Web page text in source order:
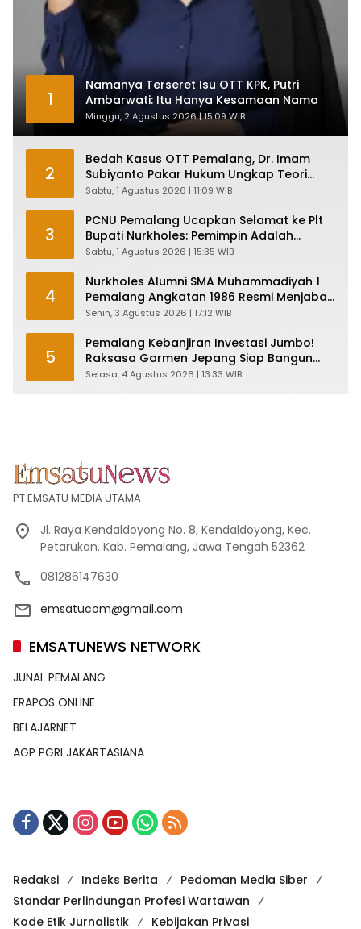
1
Namanya Terseret Isu OTT KPK, Putri
Ambarwati: Itu Hanya Kesamaan Nama
Minggu, 2 Agustus 2026 | 15:09 WIB
2
Bedah Kasus OTT Pemalang, Dr. Imam
Subiyanto Pakar Hukum Ungkap Teori
Penyertaan KPK
Sabtu, 1 Agustus 2026 | 11:09 WIB
3
PCNU Pemalang Ucapkan Selamat ke Plt
Bupati Nurkholes: Pemimpin Adalah
Pelayan Rakyat!
Sabtu, 1 Agustus 2026 | 15:35 WIB
4
Nurkholes Alumni SMA Muhammadiyah 1
Pemalang Angkatan 1986 Resmi Menjabat
Plt Bupati, Inilah Pesan Ketua Asmam 86
Senin, 3 Agustus 2026 | 17:12 WIB
5
Pemalang Kebanjiran Investasi Jumbo!
Raksasa Garmen Jepang Siap Bangun
Pabrik dan Serap Ribuan Tenaga Kerja
Selasa, 4 Agustus 2026 | 13:33 WIB
PT EMSATU MEDIA UTAMA
Jl. Raya Kendaldoyong No. 8, Kendaldoyong, Kec.
Petarukan. Kab. Pemalang, Jawa Tengah 52362
081286147630
emsatucom@gmail.com
EMSATUNEWS NETWORK
JUNAL PEMALANG
ERAPOS ONLINE
BELAJARNET
AGP PGRI JAKARTASIANA
Redaksi Indeks Berita
Pedoman Media Siber
Standar Perlindungan Profesi Wartawan
Kode Etik Jurnalistik
Kebijakan Privasi